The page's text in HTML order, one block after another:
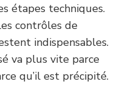
étapes techniques.
contrôles de
indispensables.
va plus vite parce
qu’il est précipité.